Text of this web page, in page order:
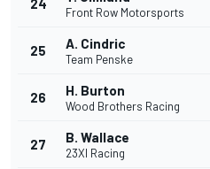
24
Front Row Motorsports
25 A. Cindric
Team Penske
26 H. Burton
Wood Brothers Racing
27 B. Wallace
23XI Racing